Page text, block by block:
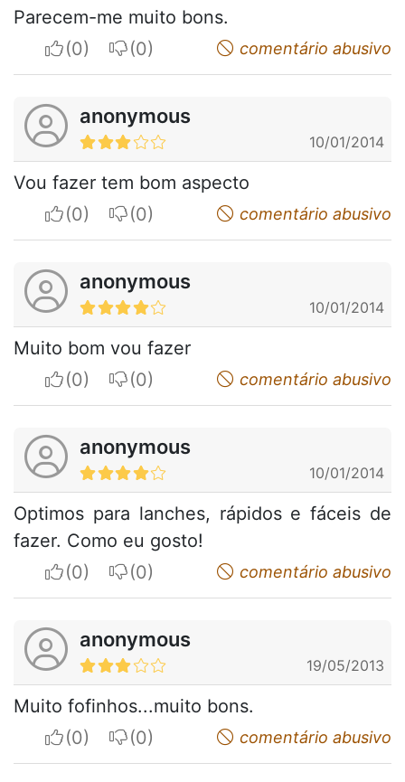
Parecem-me muito bons.
I apreciateI do not appreciatecomentário abusivo
anonymous
10/01/2014
Vou fazer tem bom aspecto
I apreciateI do not appreciatecomentário abusivo
anonymous
10/01/2014
Muito bom vou fazer
I apreciateI do not appreciatecomentário abusivo
anonymous
10/01/2014
Optimos para lanches, rápidos e fáceis de
fazer. Como eu gosto!
I apreciateI do not appreciatecomentário abusivo
anonymous
19/05/2013
Muito fofinhos...muito bons.
I apreciateI do not appreciatecomentário abusivo